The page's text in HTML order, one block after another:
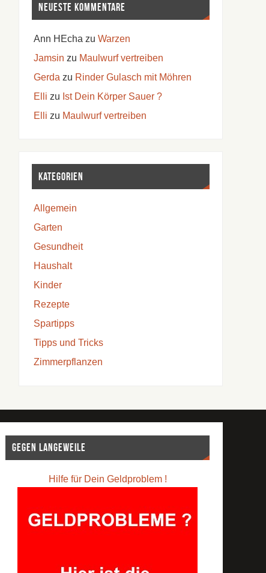
Neueste Kommentare
Ann HEcha zu Warzen
Jamsin zu Maulwurf vertreiben
Gerda zu Rinder Gulasch mit Möhren
Elli zu Ist Dein Körper Sauer ?
Elli zu Maulwurf vertreiben
Kategorien
Allgemein
Garten
Gesundheit
Haushalt
Kinder
Rezepte
Spartipps
Tipps und Tricks
Zimmerpflanzen
Gegen Langeweile
Hilfe für Dein Geldproblem !